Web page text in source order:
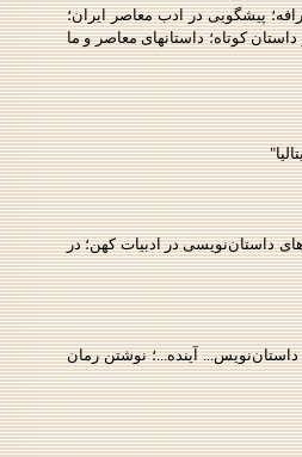
و خرافه؛ پيشگويی در ادب معاصر ايران؛
كوتاه؛ داستانهای معاصر و ما
داستان‌نويسی در ادبيات كهن؛ در
آينده...؛ نوشتن رمان